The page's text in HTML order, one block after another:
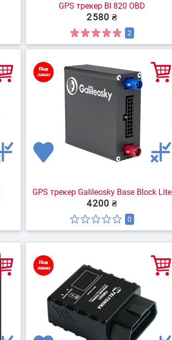
GPS трекер BI 820 OBD
2580 ₴
2
GPS трекер Galileosky Base Block Lite
4200 ₴
0